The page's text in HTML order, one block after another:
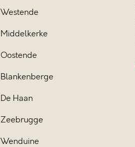
Westende
Middelkerke
Oostende
Blankenberge
De Haan
Zeebrugge
Wenduine